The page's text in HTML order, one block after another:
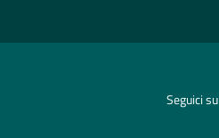
Seguici su